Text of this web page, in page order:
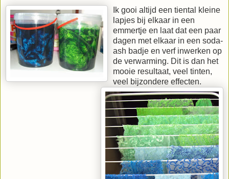
Ik gooi altijd een tiental kleine
lapjes bij elkaar in een
emmertje en laat dat een paar
dagen met elkaar in een soda-
ash badje en verf inwerken op
de verwarming. Dit is dan het
mooie resultaat, veel tinten,
veel bijzondere effecten.